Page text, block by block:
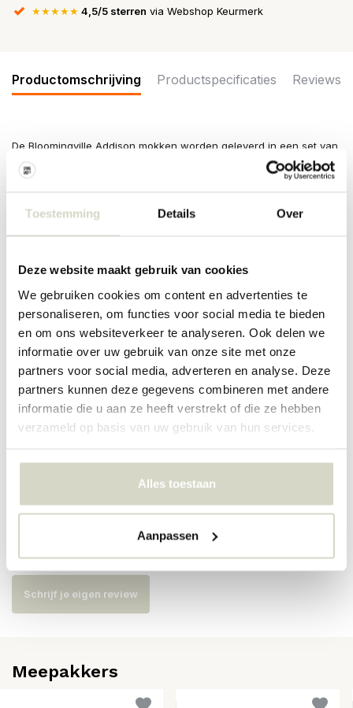
Toestemming Details Over
Deze website maakt gebruik van cookies
We gebruiken cookies om content en advertenties te
personaliseren, om functies voor social media te bieden
en om ons websiteverkeer te analyseren. Ook delen we
informatie over uw gebruik van onze site met onze
partners voor social media, adverteren en analyse. Deze
partners kunnen deze gegevens combineren met andere
informatie die u aan ze heeft verstrekt of die ze hebben
verzameld op basis van uw gebruik van hun services.
Alles toestaan
Aanpassen
★★★★★ 4,5/5 sterren via Webshop Keurmerk
Productomschrijving Productspecificaties Reviews
De Bloomingville Addison mokken worden geleverd in een set van
3 verschillende mokken. In een zachte roze tint met een reactief
glazuur dat een levendig, gespikkeld oppervlak creëert. Afmeting
Afmeting: diameter 10,5 x hoogte 10cm
Inhoud: 500ml
Kleur: roze
Overige: Door het gebruikte materiaal kunnen er per item
verschillen zijn. Geschikt voor in de vaatwasser, oven en
magnetron.
PRODUCTSPECIFICATIES
Artikelnummer 82073101
82073101
Reviews
Er zijn nog geen reviews geschreven over dit product..
Schrijf je eigen review
Meepakkers